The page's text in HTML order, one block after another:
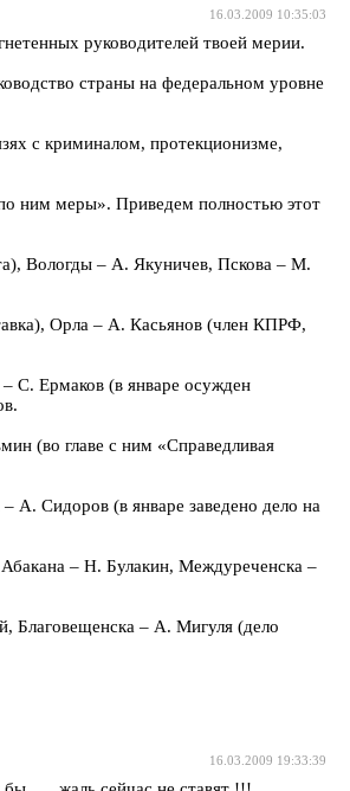
16.03.2009 10:35:03
руководителей твоей мерии.
страны на федеральном уровне
с криминалом, протекционизме,
ним меры». Приведем полностью этот
Вологды – А. Якуничев, Пскова – М.
Орла – А. Касьянов (член КПРФ,
С. Ермаков (в январе осужден
(во главе с ним «Справедливая
А. Сидоров (в январе заведено дело на
– Н. Булакин, Междуреченска –
Благовещенска – А. Мигуля (дело
16.03.2009 19:33:39